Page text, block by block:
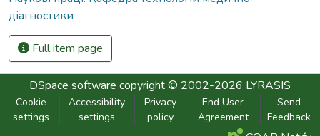
діагностики
Full item page
DSpace software copyright © 2002-2026 LYRASIS
Cookie
settings
Accessibility
settings
Privacy
policy
End User
Agreement
Send
Feedback